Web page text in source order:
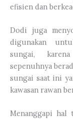
efisien dan
Dodi juga
digunakan
sungai,
sepenuhnya
sungai saat ini
kawasan rawan
Menanggapi hal